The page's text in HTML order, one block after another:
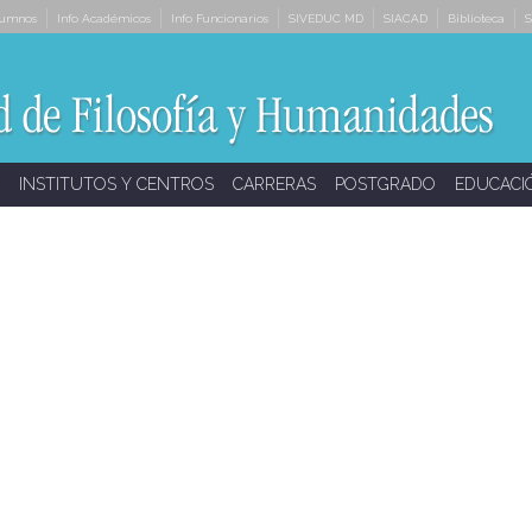
Info Académicos Info Funcionarios SIVEDUC MD SIACAD Biblioteca
INSTITUTOS Y CENTROS CARRERAS POSTGRADO